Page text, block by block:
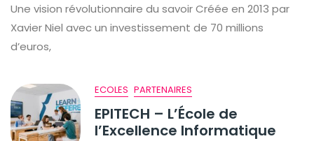
42
–
Une vision révolutionnaire du savoir Créée en 2013 par
Xavier Niel avec un investissement de 70 millions
d’euros,
ECOLES PARTENAIRES
EPITECH – L’École de
l’Excellence Informatique